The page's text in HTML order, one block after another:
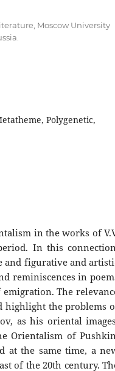
Moscow University
Polygenetic,
in the works of
In this
and figurative and
reminiscences in
The
highlight the problems
as his oriental
Orientalism of
at the same time, a
of the 20th century.